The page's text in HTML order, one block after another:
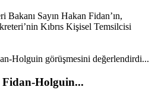
Sayın Hakan Fidan’ın,
Kıbrıs Kişisel Temsilcisi
Fidan-Holguin...